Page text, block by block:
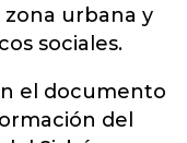
urbana y
sociales.
el documento
del